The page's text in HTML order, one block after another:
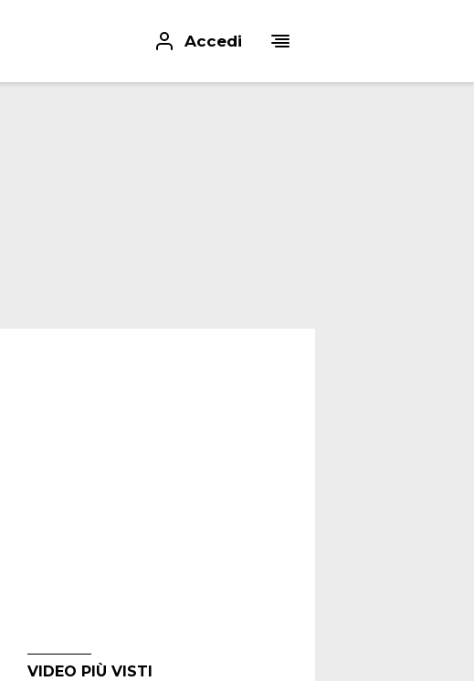
Accedi
VIDEO PIÙ VISTI